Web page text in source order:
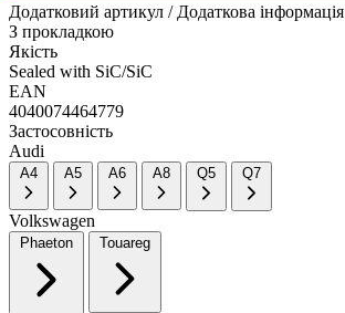
Додатковий артикул / Додаткова інформація
З прокладкою
Якість
Sealed with SiC/SiC
EAN
4040074464779
Застосовність
Audi
Volkswagen